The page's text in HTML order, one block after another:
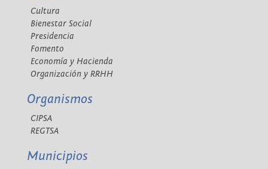
Cultura
Bienestar Social
Presidencia
Fomento
Economía y Hacienda
Organización y RRHH
Organismos
CIPSA
REGTSA
Municipios